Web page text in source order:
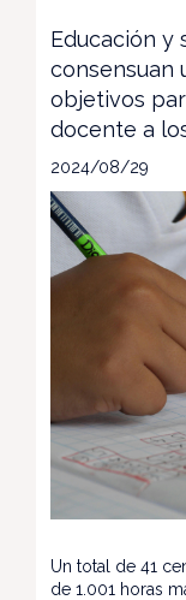
Educación y
consensuan
objetivos
docente a
2024/08/29
Un total de 41
de 1.001 horas